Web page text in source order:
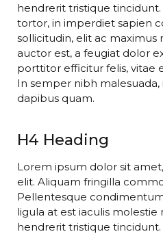
hendrerit tristique tincidunt.
tortor, in imperdiet sapien
sollicitudin, elit ac maximus
auctor est, a feugiat dolor
porttitor efficitur felis, vitae
In semper nibh
dapibus quam.
H4 Heading
Lorem ipsum dolor sit
elit. Aliquam fringilla
Pellentesque
ligula at est iaculis molestie
hendrerit tristique tincidunt.